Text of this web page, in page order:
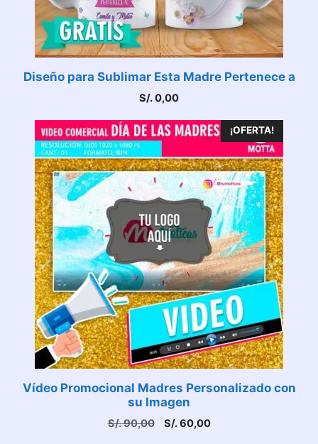
Diseño para Sublimar Esta Madre Pertenece a
S/.0,00
¡OFERTA!
Vídeo Promocional Madres Personalizado con
su Imagen
S/.90,00
El
S/.60,00El